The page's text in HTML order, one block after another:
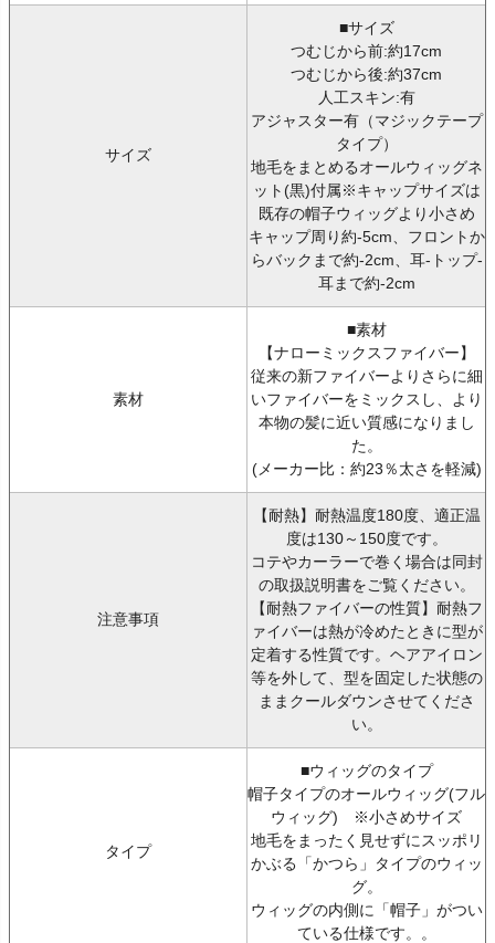
サイズ
■サイズ
つむじから前:約17cm
つむじから後:約37cm
人工スキン:有
アジャスター有（マジックテープ
タイプ）
地毛をまとめるオールウィッグネ
ット(黒)付属※キャップサイズは
既存の帽子ウィッグより小さめ
キャップ周り約-5cm、フロントか
らバックまで約-2cm、耳-トップ-
耳まで約-2cm
素材
■素材
【ナローミックスファイバー】
従来の新ファイバーよりさらに細
いファイバーをミックスし、より
本物の髪に近い質感になりまし
た。
(メーカー比：約23％太さを軽減)
注意事項
【耐熱】耐熱温度180度、適正温
度は130～150度です。
コテやカーラーで巻く場合は同封
の取扱説明書をご覧ください。
【耐熱ファイバーの性質】耐熱フ
ァイバーは熱が冷めたときに型が
定着する性質です。ヘアアイロン
等を外して、型を固定した状態の
ままクールダウンさせてくださ
い。
タイプ
■ウィッグのタイプ
帽子タイプのオールウィッグ(フル
ウィッグ) ※小さめサイズ
地毛をまったく見せずにスッポリ
かぶる「かつら」タイプのウィッ
グ。
ウィッグの内側に「帽子」がつい
ている仕様です。。